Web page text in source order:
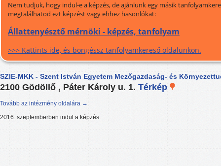
Nem tudjuk, hogy indul-e a képzés, de ajánlunk egy másik
megtalálhatod ezt képzést vagy ehhez hasonlókat:
Állattenyésztő mérnöki - képzés, tanfolyam
>>> Kattints ide, és böngéssz tanfolyamkereső oldalunkon.
SZIE-MKK - Szent István Egyetem Mezőgazdaság- és
2100 Gödöllő , Páter Károly u. 1. Térkép
Tovább az intézmény oldalára →
2016. szeptemberben indul a képzés.